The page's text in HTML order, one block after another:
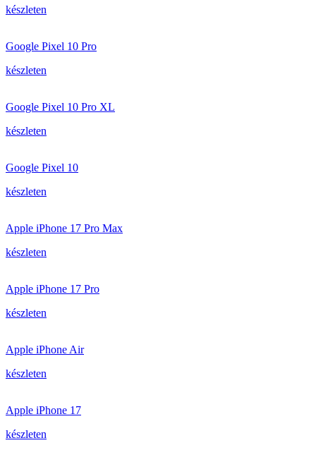
készleten
Google Pixel 10 Pro
készleten
Google Pixel 10 Pro XL
készleten
Google Pixel 10
készleten
Apple iPhone 17 Pro Max
készleten
Apple iPhone 17 Pro
készleten
Apple iPhone Air
készleten
Apple iPhone 17
készleten